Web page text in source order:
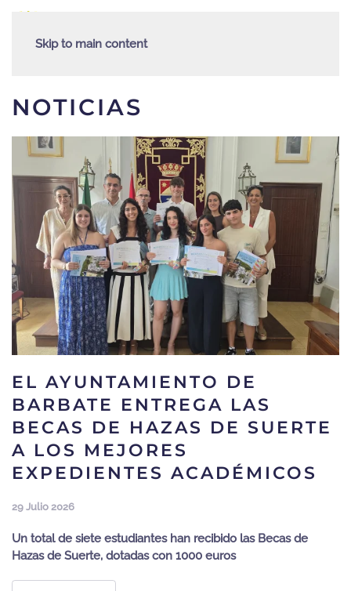
Skip to main content
NOTICIAS
EL AYUNTAMIENTO DE
BARBATE ENTREGA LAS
BECAS DE HAZAS DE SUERTE
A LOS MEJORES
EXPEDIENTES ACADÉMICOS
29 Julio 2026
Un total de siete estudiantes han recibido las Becas de
Hazas de Suerte, dotadas con 1000 euros